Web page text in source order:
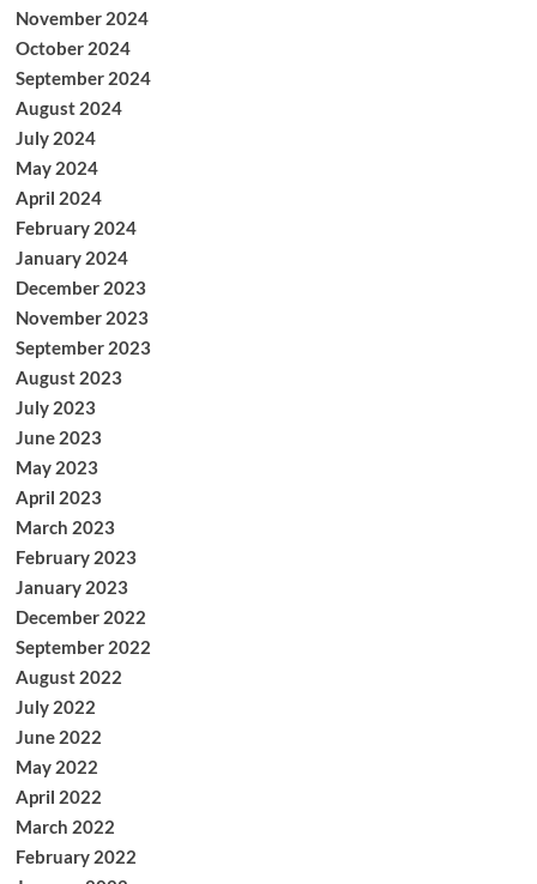
November 2024
October 2024
September 2024
August 2024
July 2024
May 2024
April 2024
February 2024
January 2024
December 2023
November 2023
September 2023
August 2023
July 2023
June 2023
May 2023
April 2023
March 2023
February 2023
January 2023
December 2022
September 2022
August 2022
July 2022
June 2022
May 2022
April 2022
March 2022
February 2022